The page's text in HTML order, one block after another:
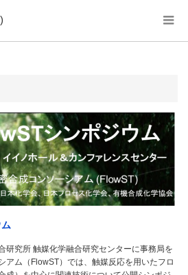
研究所 触媒化学融合研究センターに事務局を
アム（FlowST）では、触媒反応を用いたフロ